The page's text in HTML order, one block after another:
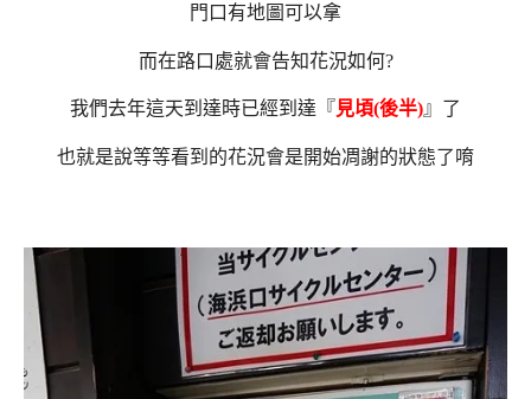
門口有地圖可以拿
而在路口處就會告知花況如何?
我們去年這天到達時已經到達『見頃(後半)』了
也就是說等等看到的花況會是開始凋謝的狀態了唷